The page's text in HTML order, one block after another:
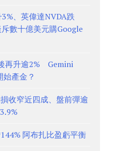
、英偉達NVDA跌
數十億美元購Google
再升逾2% Gemini
產金？
收窄近四成、盤前彈逾
阿布扎比盈虧平衡